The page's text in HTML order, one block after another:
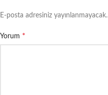
E-posta adresiniz yayınlanmayacak.
Yorum *